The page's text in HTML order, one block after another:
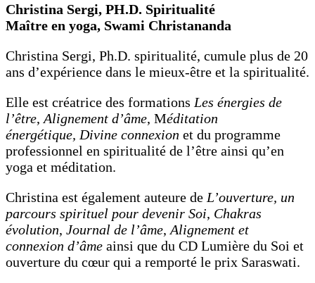
Christina Sergi, PH.D. Spiritualité
Maître en yoga, Swami Christananda
Christina Sergi, Ph.D. spiritualité, cumule plus de 20
ans d’expérience dans le mieux-être et la spiritualité.
Elle est créatrice des formations Les énergies de
l’être, Alignement d’âme, Méditation
énergétique, Divine connexion et du programme
professionnel en spiritualité de l’être ainsi qu’en
yoga et méditation.
Christina est également auteure de L’ouverture, un
parcours spirituel pour devenir Soi, Chakras
évolution, Journal de l’âme, Alignement et
connexion d’âme ainsi que du CD Lumière du Soi et
ouverture du cœur qui a remporté le prix Saraswati.